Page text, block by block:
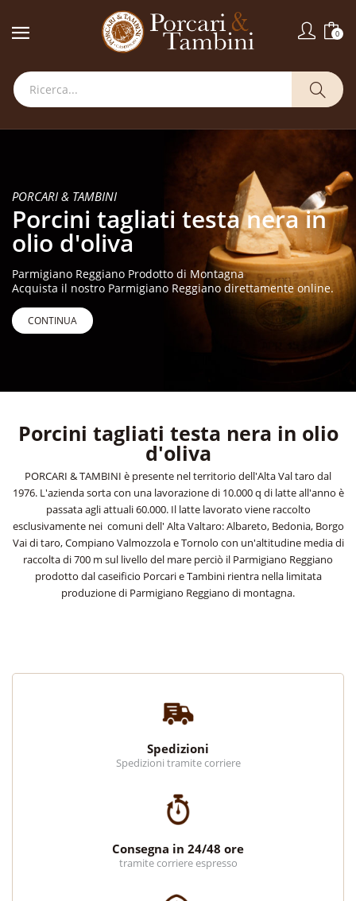
0
PORCARI & TAMBINI
Porcini tagliati testa nera in
olio d'oliva
Parmigiano Reggiano Prodotto di Montagna
Acquista il nostro Parmigiano Reggiano direttamente online.
CONTINUA
Porcini tagliati testa nera in olio
d'oliva
PORCARI & TAMBINI è presente nel territorio dell'Alta Val taro dal
1976. L'azienda sorta con una lavorazione di 10.000 q di latte all'anno è
passata agli attuali 60.000. Il latte lavorato viene raccolto
esclusivamente nei comuni dell' Alta Valtaro: Albareto, Bedonia, Borgo
Vai di taro, Compiano Valmozzola e Tornolo con un'altitudine media di
raccolta di 700 m sul livello del mare perciò il Parmigiano Reggiano
prodotto dal caseificio Porcari e Tambini rientra nella limitata
produzione di Parmigiano Reggiano di montagna.
Spedizioni
Spedizioni tramite corriere
Consegna in 24/48 ore
tramite corriere espresso